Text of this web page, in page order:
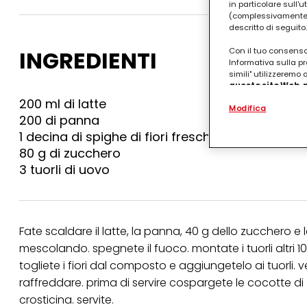
INGREDIENTI
200 ml di latte
200 di panna
1 decina di spighe di fiori freschi di lavanda
80 g di zucchero
3 tuorli di uovo
Fate scaldare il latte, la panna, 40 g dello zucchero
mescolando. spegnete il fuoco. montate i tuorli altri
togliete i fiori dal composto e aggiungetelo ai tuorli.
raffreddare. prima di servire cospargete le cocotte
crosticina. servite.
in particolare
descritto di seguito.
Con il tuo
Informativa sulla
simili" utilizzeremo
questo sito
.
(rispettivamente
terzi, conservare
collegata nel piè di
collegata nel piè di
periodo di
"modifica" di
Se fai clic su
per uno o più degli
Modifica